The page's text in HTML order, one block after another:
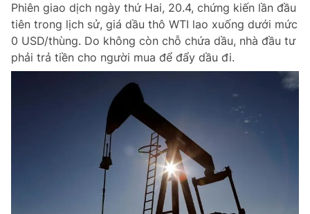
Phiên giao dịch ngày thứ Hai, 20.4, chứng kiến lần đầu
tiên trong lịch sử, giá dầu thô WTI lao xuống dưới mức
0 USD/thùng. Do không còn chỗ chứa dầu, nhà đầu tư
phải trả tiền cho người mua để đẩy dầu đi.